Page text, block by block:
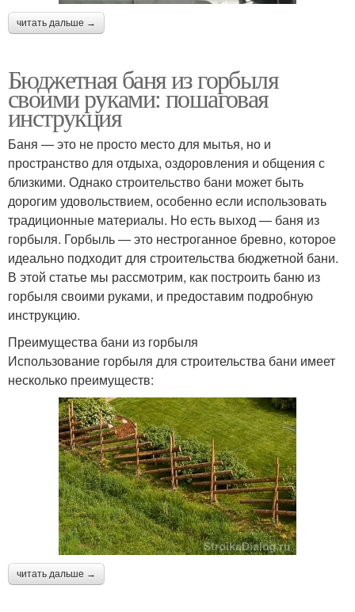
читать дальше →
Бюджетная баня из горбыля
своими руками: пошаговая
инструкция
Баня — это не просто место для мытья, но и
пространство для отдыха, оздоровления и общения с
близкими. Однако строительство бани может быть
дорогим удовольствием, особенно если использовать
традиционные материалы. Но есть выход — баня из
горбыля. Горбыль — это нестроганное бревно, которое
идеально подходит для строительства бюджетной бани.
В этой статье мы рассмотрим, как построить баню из
горбыля своими руками, и предоставим подробную
инструкцию.
Преимущества бани из горбыля
Использование горбыля для строительства бани имеет
несколько преимуществ:
читать дальше →